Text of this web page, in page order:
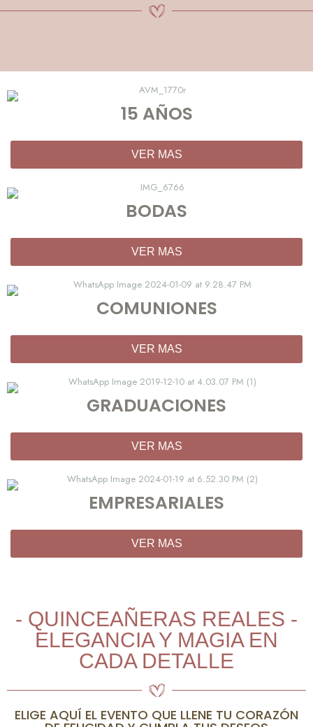
15 AÑOS
VER MAS
BODAS
VER MAS
COMUNIONES
VER MAS
GRADUACIONES
VER MAS
EMPRESARIALES
VER MAS
- QUINCEAÑERAS REALES -
ELEGANCIA Y MAGIA EN
CADA DETALLE
ELIGE AQUÍ EL EVENTO QUE LLENE TU CORAZÓN